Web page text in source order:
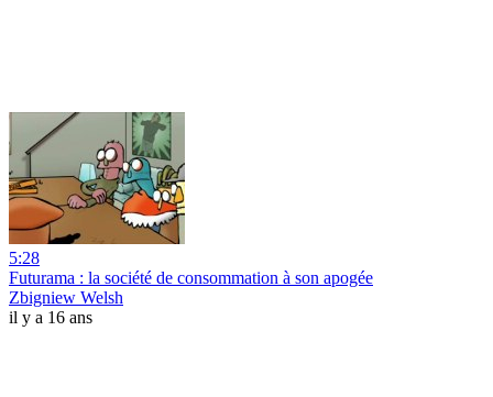
5:28
Futurama : la société de consommation à son apogée
Zbigniew Welsh
il y a 16 ans